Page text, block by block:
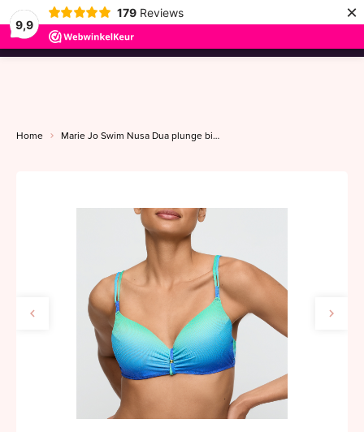
9,9
179 Reviews ×
menu
Home Marie Jo Swim Nusa Dua plunge bikinitop A-E seascape